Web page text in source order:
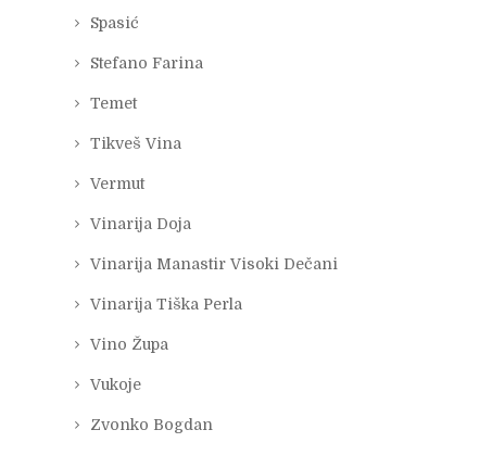
Spasić
Stefano Farina
Temet
Tikveš Vina
Vermut
Vinarija Doja
Vinarija Manastir Visoki Dečani
Vinarija Tiška Perla
Vino Župa
Vukoje
Zvonko Bogdan